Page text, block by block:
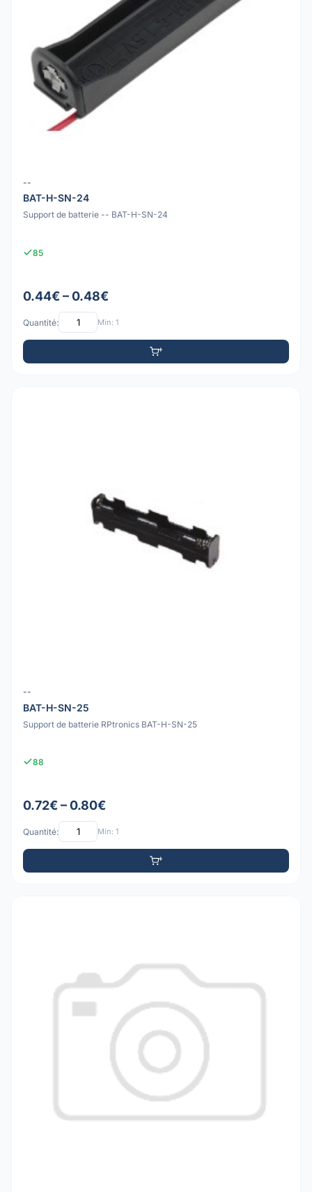
--
BAT-H-SN-24
Support de batterie -- BAT-H-SN-24
85
0.44€ – 0.48€
Quantité: Min: 1
--
BAT-H-SN-25
Support de batterie RPtronics BAT-H-SN-25
88
0.72€ – 0.80€
Quantité: Min: 1